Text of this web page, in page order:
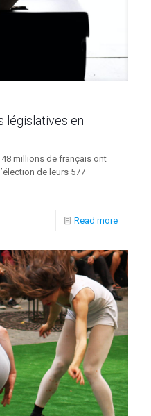
législatives en
48 millions de français ont
de leurs 577
Read more